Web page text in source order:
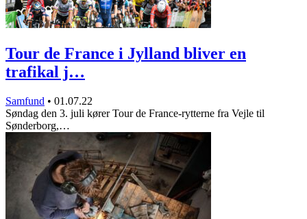
Tour de France i Jylland bliver en
trafikal j…
Samfund • 01.07.22
Søndag den 3. juli kører Tour de France-rytterne fra Vejle til
Sønderborg,…